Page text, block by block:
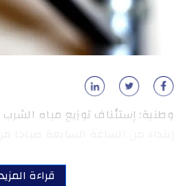
وطنية: إستئناف توزيع مياه
قراءة المزيد